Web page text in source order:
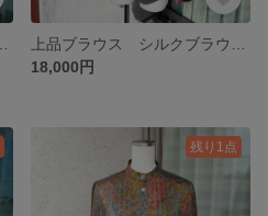
18,000円
残り1点